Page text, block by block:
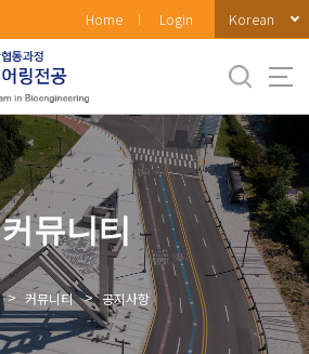
Home Login Korean
커뮤니티
> 커뮤니티 > 공지사항